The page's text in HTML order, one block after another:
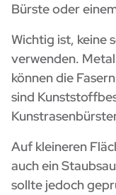
Bürste oder
Wichtig ist, keine
verwenden.
können die
sind
Auf kleineren
auch ein
sollte jedoch